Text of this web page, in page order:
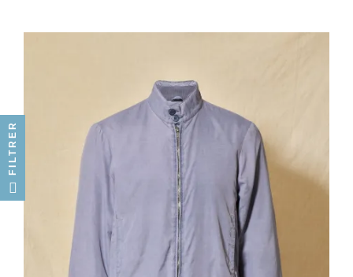
FILTRER